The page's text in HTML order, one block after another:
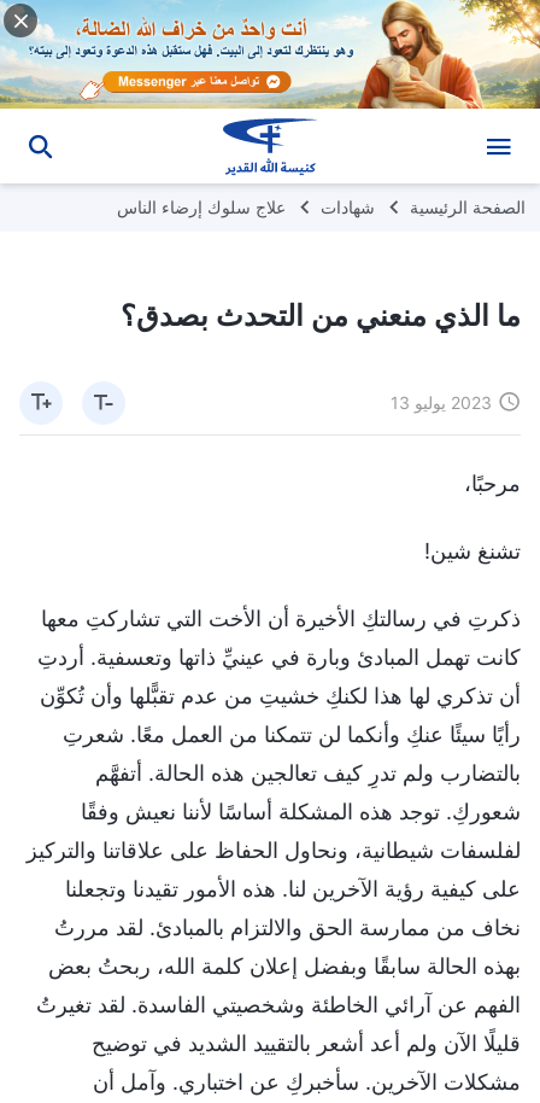
الصفحة الرئيسية شهادات علاج سلوك إرضاء الناس
ما الذي منعني من التحدث بصدق؟
2023 يوليو 13
مرحبًا،
تشنغ شين!
ذكرتِ في رسالتكِ الأخيرة أن الأخت التي تشاركتِ معها
كانت تهمل المبادئ وبارة في عينيِّ ذاتها وتعسفية. أردتِ
أن تذكري لها هذا لكنكِ خشيتِ من عدم تقبًّلها وأن تُكوِّن
رأيًا سيئًا عنكِ وأنكما لن تتمكنا من العمل معًا. شعرتِ
بالتضارب ولم تدرِ كيف تعالجين هذه الحالة. أتفهَّم
شعوركِ. توجد هذه المشكلة أساسًا لأننا نعيش وفقًا
لفلسفات شيطانية، ونحاول الحفاظ على علاقاتنا والتركيز
على كيفية رؤية الآخرين لنا. هذه الأمور تقيدنا وتجعلنا
نخاف من ممارسة الحق والالتزام بالمبادئ. لقد مررتُ
بهذه الحالة سابقًا وبفضل إعلان كلمة الله، ربحتُ بعض
الفهم عن آرائي الخاطئة وشخصيتي الفاسدة. لقد تغيرتُ
قليلًا الآن ولم أعد أشعر بالتقييد الشديد في توضيح
مشكلات الآخرين. سأخبركِ عن اختباري. وآمل أن